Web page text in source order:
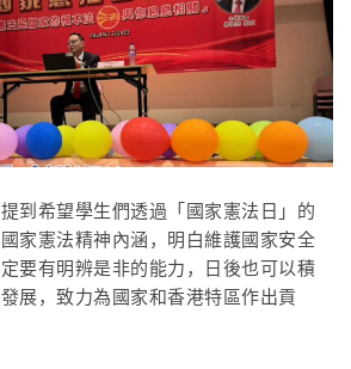
到希望學生們透過「國家憲法日」的
家憲法精神內涵，明白維護國家安全
要有明辨是非的能力，日後也可以積
展，致力為國家和香港特區作出貢